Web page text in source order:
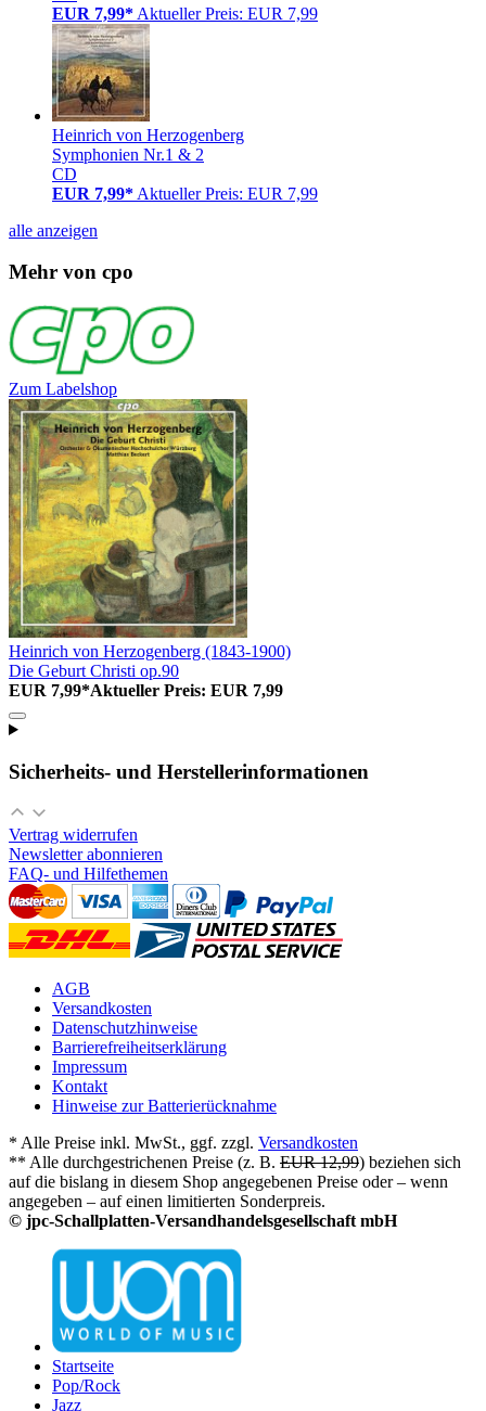
EUR 7,99* Aktueller Preis: EUR 7,99
Heinrich von Herzogenberg
Symphonien Nr.1 & 2
CD
EUR 7,99* Aktueller Preis: EUR 7,99
alle anzeigen
Mehr von cpo
Zum Labelshop
Heinrich von Herzogenberg (1843-1900)
Die Geburt Christi op.90
EUR 7,99*Aktueller Preis: EUR 7,99
Sicherheits- und Herstellerinformationen
Vertrag widerrufen
Newsletter abonnieren
FAQ- und Hilfethemen
AGB
Versandkosten
Datenschutzhinweise
Barrierefreiheitserklärung
Impressum
Kontakt
Hinweise zur Batterierücknahme
* Alle Preise inkl. MwSt., ggf. zzgl. Versandkosten
** Alle durchgestrichenen Preise (z. B. EUR 12,99) beziehen sich
auf die bislang in diesem Shop angegebenen Preise oder – wenn
angegeben – auf einen limitierten Sonderpreis.
© jpc-Schallplatten-Versandhandelsgesellschaft mbH
Startseite
Pop/Rock
Jazz